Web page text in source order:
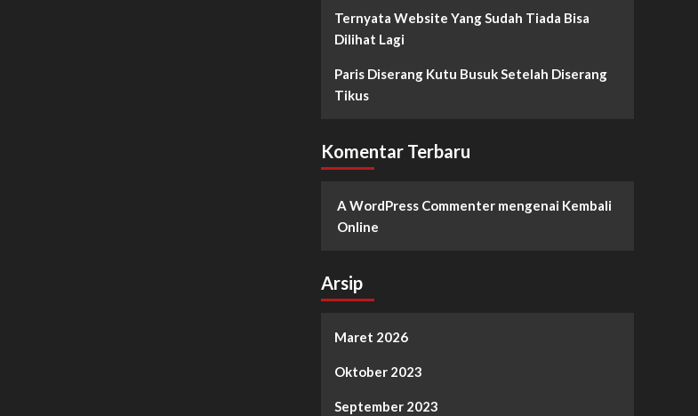
Ternyata Website Yang Sudah Tiada Bisa
Dilihat Lagi
Paris Diserang Kutu Busuk Setelah Diserang
Tikus
Komentar Terbaru
A WordPress Commentermengenai Kembali
Online
Arsip
Maret 2026
Oktober 2023
September 2023